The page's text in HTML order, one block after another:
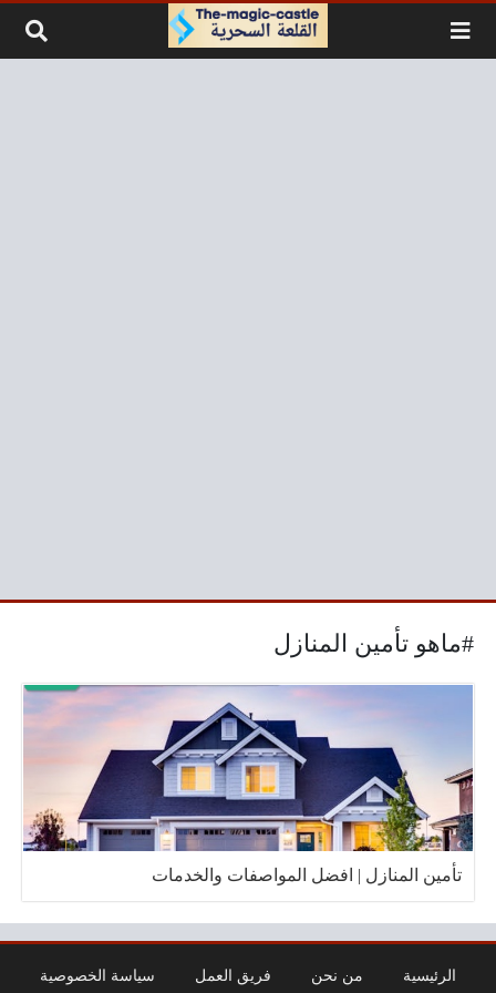
#ماهو تأمين المنازل
تأمين المنازل | افضل المواصفات والخدمات
الرئيسية من نحن فريق العمل سياسة الخصوصية